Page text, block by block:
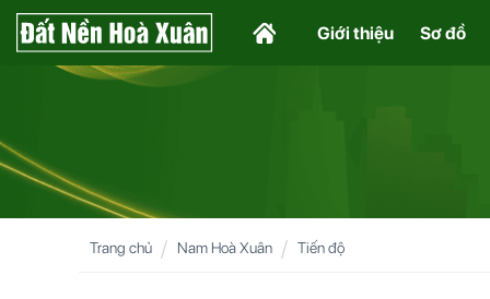
Giới thiệu Sơ đồ
Trang chủ Nam Hoà Xuân Tiến độ